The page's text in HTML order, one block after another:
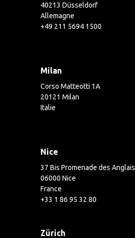
40213 Düsseldorf
Allemagne
+49 211 5694 1500
Milan
Corso Matteotti 1A
20121 Milan
Italie
Nice
37 Bis Promenade des Anglais
06000 Nice
France
+33 1 86 95 32 80
Zürich